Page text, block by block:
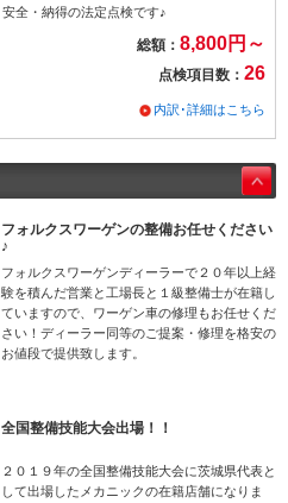
安全・納得の法定点検です♪
総額： 8,800円～
点検項目数： 26
内訳･詳細はこちら
フォルクスワーゲンの整備お任せください
♪
フォルクスワーゲンディーラーで２０年以上経
験を積んだ営業と工場長と１級整備士が在籍し
ていますので、ワーゲン車の修理もお任せくだ
さい！ディーラー同等のご提案・修理を格安の
お値段で提供致します。
全国整備技能大会出場！！
２０１９年の全国整備技能大会に茨城県代表と
して出場したメカニックの在籍店舗になりま